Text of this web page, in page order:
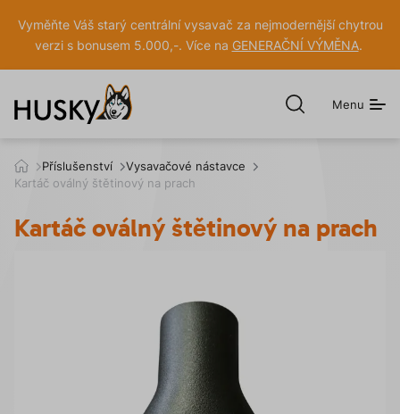
Vyměňte Váš starý centrální vysavač za nejmodernější chytrou
verzi s bonusem 5.000,-. Více na GENERAČNÍ VÝMĚNA.
OtevřítMenu
h
u
y
Příslušenství
Vysavačové nástavce
Kartáč oválný štětinový na prach
Kartáč oválný štětinový na prach